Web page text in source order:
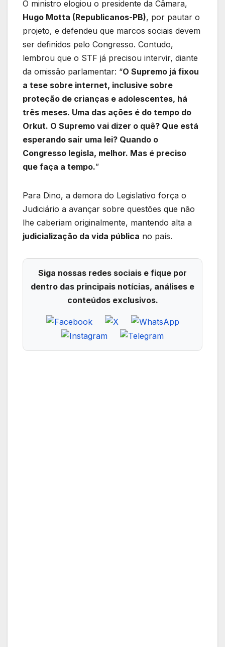
O ministro elogiou o presidente da Câmara,
Hugo Motta (Republicanos-PB), por pautar o
projeto, e defendeu que marcos sociais devem
ser definidos pelo Congresso. Contudo,
lembrou que o STF já precisou intervir, diante
da omissão parlamentar: “O Supremo já fixou
a tese sobre internet, inclusive sobre
proteção de crianças e adolescentes, há
três meses. Uma das ações é do tempo do
Orkut. O Supremo vai dizer o quê? Que está
esperando sair uma lei? Quando o
Congresso legisla, melhor. Mas é preciso
que faça a tempo.”
Para Dino, a demora do Legislativo força o
Judiciário a avançar sobre questões que não
lhe caberiam originalmente, mantendo alta a
judicialização da vida pública no país.
Siga nossas redes sociais e fique por
dentro das principais notícias, análises e
conteúdos exclusivos.